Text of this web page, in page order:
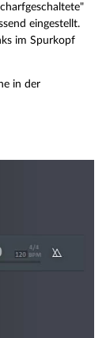
eingestellt.
im Spurkopf
in der